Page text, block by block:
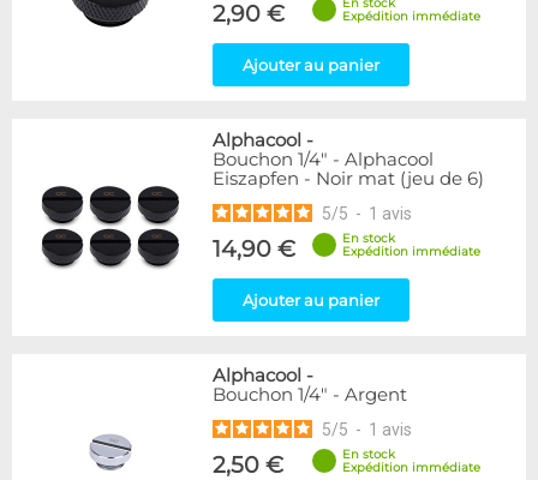
Carré
4
Disponibilité / Promotions
Articles en stock
Articles en promotions
2,90 €
Expédition immédiate
Ajouter au panier
Alphacool -
Bouchon 1/4" - Alphacool
Eiszapfen - Noir mat (jeu de 6)
5/5 - 1 avis
14,90 €
En stock
Expédition immédiate
Ajouter au panier
Alphacool -
Bouchon 1/4" - Argent
5/5 - 1 avis
2,50 €
En stock
Expédition immédiate